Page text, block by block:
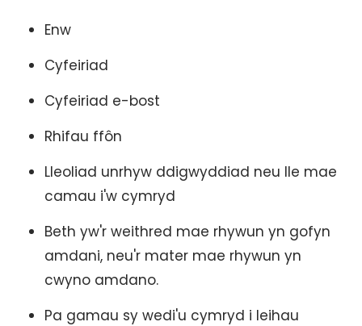
Enw
Cyfeiriad
Cyfeiriad e-bost
Rhifau ffôn
Lleoliad unrhyw ddigwyddiad neu lle mae
camau i'w cymryd
Beth yw'r weithred mae rhywun yn gofyn
amdani, neu'r mater mae rhywun yn
cwyno amdano.
Pa gamau sy wedi'u cymryd i leihau